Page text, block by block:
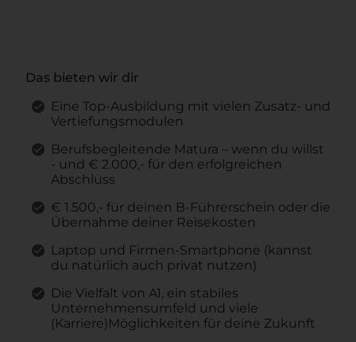
Das bieten wir dir
Eine Top-Ausbildung mit vielen Zusatz- und
Vertiefungsmodulen
Berufsbegleitende Matura – wenn du willst
- und € 2.000,- für den erfolgreichen
Abschluss
€ 1.500,- für deinen B-Führerschein oder die
Übernahme deiner Reisekosten
Laptop und Firmen-Smartphone (kannst
du natürlich auch privat nutzen)
Die Vielfalt von A1, ein stabiles
Unternehmensumfeld und viele
(Karriere)Möglichkeiten für deine Zukunft